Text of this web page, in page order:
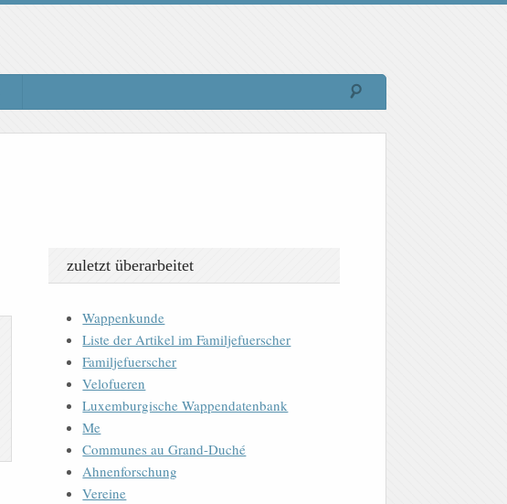
zuletzt überarbeitet
Wappenkunde
Liste der Artikel im Familjefuerscher
Familjefuerscher
Velofueren
Luxemburgische Wappendatenbank
Me
Communes au Grand-Duché
Ahnenforschung
Vereine